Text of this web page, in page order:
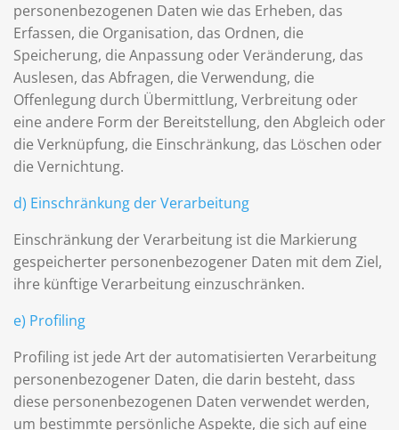
personenbezogenen Daten wie das Erheben, das
Erfassen, die Organisation, das Ordnen, die
Speicherung, die Anpassung oder Veränderung, das
Auslesen, das Abfragen, die Verwendung, die
Offenlegung durch Übermittlung, Verbreitung oder
eine andere Form der Bereitstellung, den Abgleich oder
die Verknüpfung, die Einschränkung, das Löschen oder
die Vernichtung.
d) Einschränkung der Verarbeitung
Einschränkung der Verarbeitung ist die Markierung
gespeicherter personenbezogener Daten mit dem Ziel,
ihre künftige Verarbeitung einzuschränken.
e) Profiling
Profiling ist jede Art der automatisierten Verarbeitung
personenbezogener Daten, die darin besteht, dass
diese personenbezogenen Daten verwendet werden,
um bestimmte persönliche Aspekte, die sich auf eine